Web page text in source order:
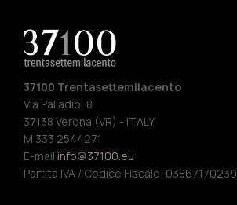
37100 Trentasettemilacento
Via Palladio, 8
37138 Verona (VR) - ITALY
M 333 2544271
E-mail info@37100.eu
Partita IVA / Codice Fiscale: 03867170239